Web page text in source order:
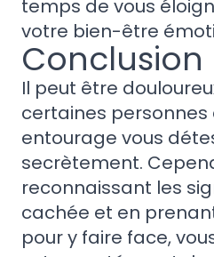
temps de vous
votre bien-être
Conclusion
Il peut être
certaines personnes
entourage vous
secrètement.
reconnaissant les
cachée et en
pour y faire face,